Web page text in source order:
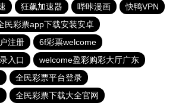
狂飙加速器 哔咔漫画
快鸭VPN
民彩票app下载安装安卓
注册
6f彩票welcome
入口
welcome盈彩购彩大厅广东
全民彩票平台登录
全民彩票下载大全官网